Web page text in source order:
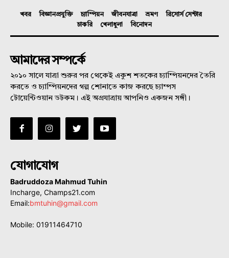
খবর বিজ্ঞানপ্রযুক্তি চ্যাম্পিয়ন জীবনযাত্রা ভ্রমণ
রিসোর্স সেন্টার
চাকরি
খেলাধুলা বিনোদন
আমাদের সম্পর্কে
২০১০ সালে যাত্রা শুরুর পর থেকেই একুশ শতকের চ্যাম্পিয়নদের তৈরি
করতে ও চ্যাম্পিয়নদের গল্প শোনাতে কাজ করছে চ্যাম্পস
টোয়েন্টিওয়ান ডটকম। এই অগ্রযাত্রায় আপনিও একজন সঙ্গী।
যোগাযোগ
Badruddoza Mahmud Tuhin
Incharge, Champs21.com
Email:bmtuhin@gmail.com
Mobile: 01911464710